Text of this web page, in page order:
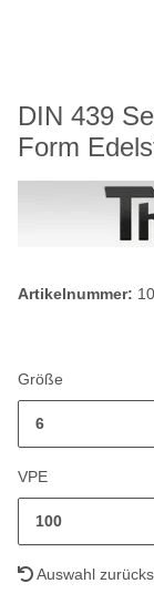
DIN 439
Form
Artikelnummer:
Größe
6
VPE
100
Auswahl